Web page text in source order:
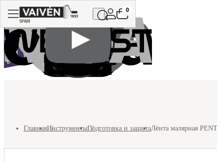
0
ГлавнаяИнструментыПодготовка и защитаЛента малярная